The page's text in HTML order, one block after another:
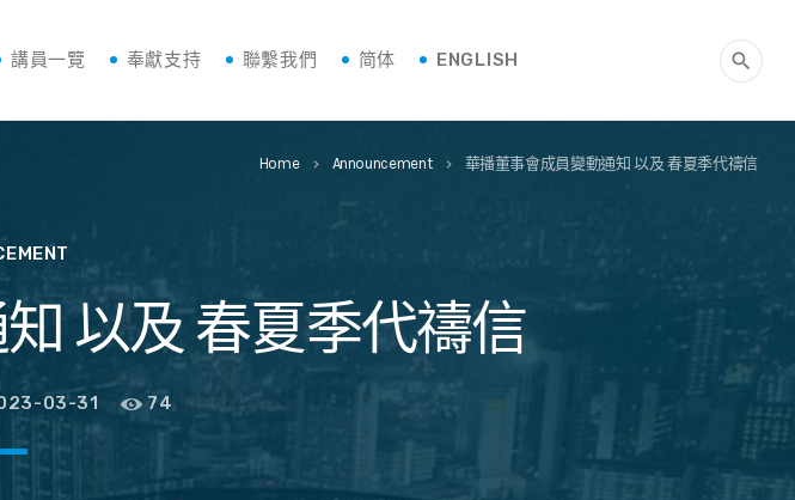
講員一覽 奉獻支持 聯繫我們 简体 ENGLISH search
Home keyboard_arrow_right Announcement keyboard_arrow_right 華播董事會成員變動通知 以及 春夏季代禱信
以及 春夏季代禱信
03-31 74